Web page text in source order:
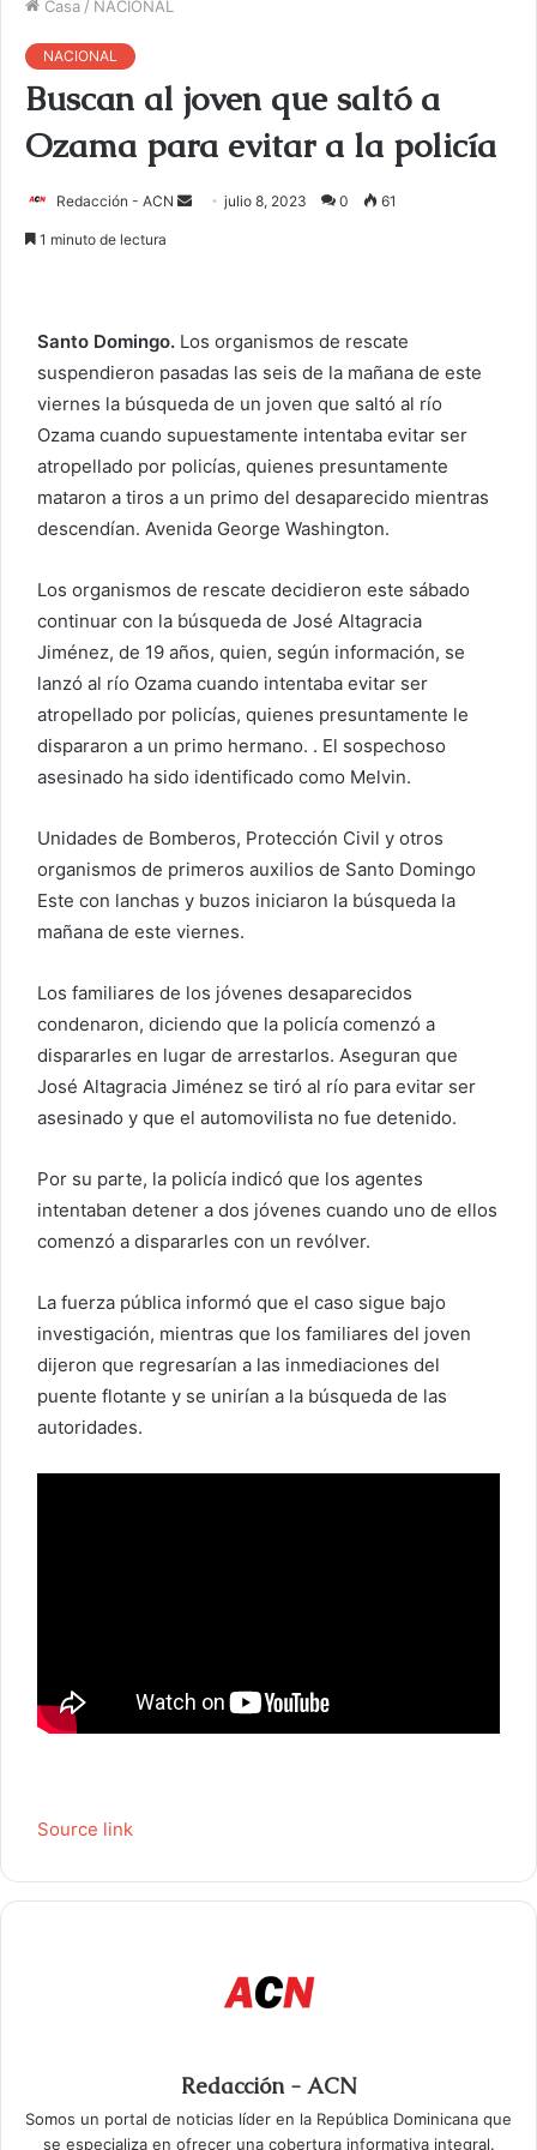
Casa / NACIONAL
NACIONAL
Buscan al joven que saltó a
Ozama para evitar a la policía
Redacción - ACN
r
u
n
c
o
l
e
c
t
r
ó
i
c
julio 8, 2023 0 61
1 minuto de lectura
Santo Domingo. Los organismos de rescate
suspendieron pasadas las seis de la mañana de este
viernes la búsqueda de un joven que saltó al río
Ozama cuando supuestamente intentaba evitar ser
atropellado por policías, quienes presuntamente
mataron a tiros a un primo del desaparecido mientras
descendían. Avenida George Washington.
Los organismos de rescate decidieron este sábado
continuar con la búsqueda de José Altagracia
Jiménez, de 19 años, quien, según información, se
lanzó al río Ozama cuando intentaba evitar ser
atropellado por policías, quienes presuntamente le
dispararon a un primo hermano. . El sospechoso
asesinado ha sido identificado como Melvin.
Unidades de Bomberos, Protección Civil y otros
organismos de primeros auxilios de Santo Domingo
Este con lanchas y buzos iniciaron la búsqueda la
mañana de este viernes.
Los familiares de los jóvenes desaparecidos
condenaron, diciendo que la policía comenzó a
dispararles en lugar de arrestarlos. Aseguran que
José Altagracia Jiménez se tiró al río para evitar ser
asesinado y que el automovilista no fue detenido.
Por su parte, la policía indicó que los agentes
intentaban detener a dos jóvenes cuando uno de ellos
comenzó a dispararles con un revólver.
La fuerza pública informó que el caso sigue bajo
investigación, mientras que los familiares del joven
dijeron que regresarían a las inmediaciones del
puente flotante y se unirían a la búsqueda de las
autoridades.
Source link
Redacción - ACN
Somos un portal de noticias líder en la República Dominicana que
se especializa en ofrecer una cobertura informativa integral.